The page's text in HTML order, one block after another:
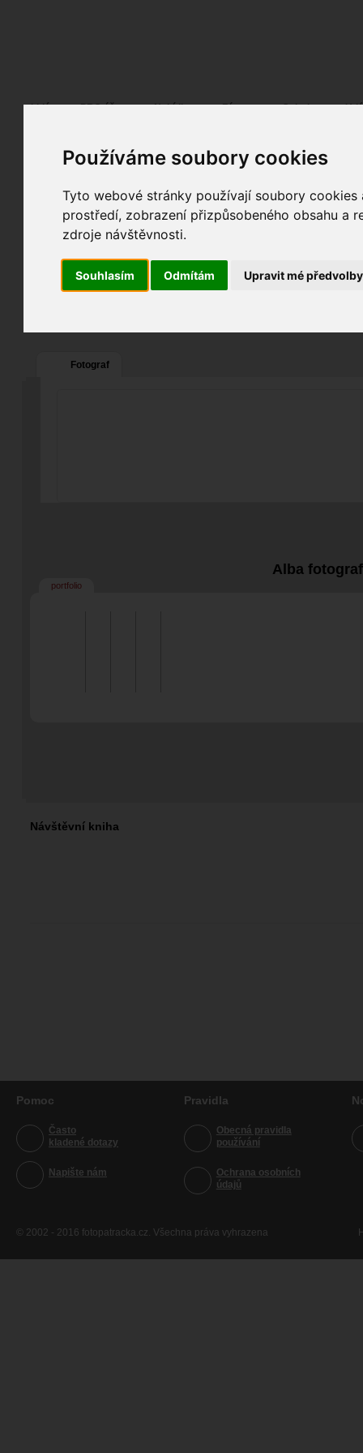
Používáme soubory cookies
Tyto webové stránky používají soubory
prostředí, zobrazení přizpůsobeného obsahu a
zdroje návštěvnosti.
Souhlasím Odmítám Upravit mé předvolby
Lidé PRO účet Nabídky Fórum Galerie
toba6412
Poslední přihlášení: 01. 04. 2026
Registrace:01. 04. 2026
0
Fotograf
Alba
portfolio
Návštěvní kniha
Pomoc
Často
kladené dotazy
Napište nám
Pravidla
Obecná pravidla
používání
Ochrana osobních
údajů
© 2002 - 2016 fotopatracka.cz. Všechna práva vyhrazena